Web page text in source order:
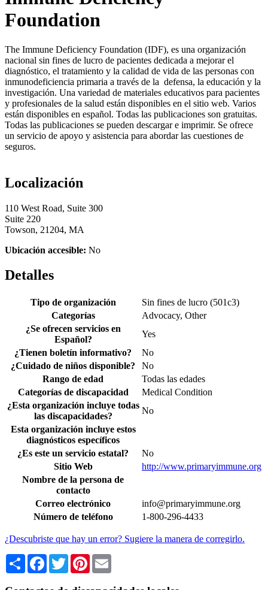
Foundation
The Immune Deficiency Foundation (IDF), es una organización
nacional sin fines de lucro de pacientes dedicada a mejorar el
diagnóstico, el tratamiento y la calidad de vida de las personas con
inmunodeficiencia primaria a través de la defensa, la educación y la
investigación. Una variedad de materiales educativos para pacientes
y profesionales de la salud están disponibles en el sitio web. Varios
están disponibles en español. Todas las publicaciones son gratuitas.
Todas las publicaciones se pueden descargar e imprimir. Se ofrece
un servicio de apoyo y asistencia para abordar las cuestiones de
seguros.
Localización
110 West Road, Suite 300
Suite 220
Towson, 21204, MA
Ubicación accesible: No
Detalles
Tipo de organización
Sin fines de lucro (501c3)
Categorías
Advocacy, Other
¿Se ofrecen servicios en
Español?
Yes
¿Tienen boletín informativo?
No
¿Cuidado de niños disponible?
No
Rango de edad
Todas las edades
Categorías de discapacidad
Medical Condition
¿Esta organización incluye todas
las discapacidades?
No
Esta organización incluye estos
diagnósticos específicos
¿Es este un servicio estatal?
No
Sitio Web
http://www.primaryimmune.org
Nombre de la persona de
contacto
Correo electrónico
info@primaryimmune.org
Número de teléfono
1-800-296-4433
¿Descubriste que hay un error? Sugiere la manera de corregirlo.
Share Facebook
TwitterPinterest